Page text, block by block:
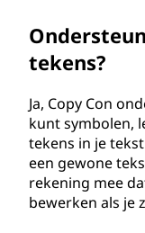
tekens?
Ja, Copy Con
kunt symbolen,
tekens in je
een gewone
rekening mee
bewerken als je